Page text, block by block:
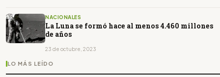
NACIONALES
La Luna se formó hace al menos 4.460 millones
de años
23 de octubre, 2023
LO MÁS LEÍDO